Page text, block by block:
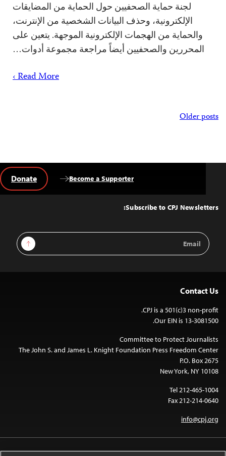
لجنة حماية الصحفيين حول الحماية من المضايقات
الإلكترونية، وحذف البيانات الشخصية من الإنترنت،
والحماية من الهجمات الإلكترونية الموجهة. يتعين على
المحررين والصحفيين أيضاً مراجعة مجموعة أدوات…
Read More ›
Posts
Older posts
Top
Subscribe to CPJ Newsletters:
Email
Address
Sign Up
Become a Supporter
Donate
Contact Us
CPJ is a 501(c)3 non-profit.
Our EIN is 13-3081500.
Committee to Protect Journalists
The John S. and James L. Knight Foundation Press Freedom Center
P.O. Box 2675
New York, NY 10108
Tel 212-465-1004
Fax 212-214-0640
info@cpj.org